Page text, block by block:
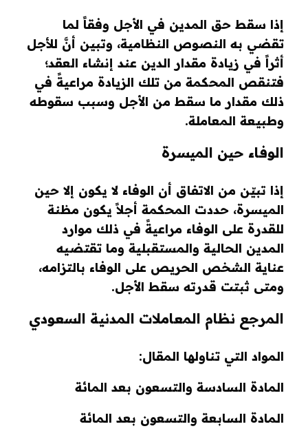
إذا سقط حق المدين في الأجل وفقاً لما
تقضي به النصوص النظامية، وتبين أنَّ للأجل
أثراً في زيادة مقدار الدين عند إنشاء العقد؛
فتنقص المحكمة من تلك الزيادة مراعيةً في
ذلك مقدار ما سقط من الأجل وسبب سقوطه
وطبيعة المعاملة.
الوفاء حين الميسرة
إذا تبيّن من الاتفاق أن الوفاء لا يكون إلا حين
الميسرة، حددت المحكمة أجلاً يكون مظنة
للقدرة على الوفاء مراعيةً في ذلك موارد
المدين الحالية والمستقبلية وما تقتضيه
عناية الشخص الحريص على الوفاء بالتزامه،
ومتى ثبتت قدرته سقط الأجل.
المرجع نظام المعاملات المدنية السعودي
المواد التي تناولها المقال:
المادة السادسة والتسعون بعد المائة
المادة السابعة والتسعون بعد المائة